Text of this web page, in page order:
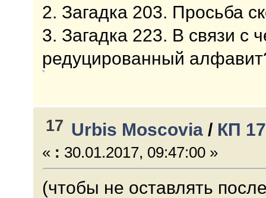
2. Загадка 203. Просьба
3. Загадка 223. В связи с
редуцированный
17 Urbis Moscovia / КП
« : 30.01.2017, 09:47:00 »
(чтобы не оставлять